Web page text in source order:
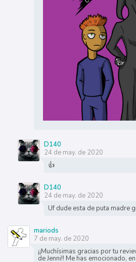
D140
24 de may. de 2020
👍
D140
24 de may. de 2020
Uf dude esta de puta madre
mariods
7 de may. de 2020
¡¡Muchísimas gracias por tu
de Jenni!! Me has emocionado,